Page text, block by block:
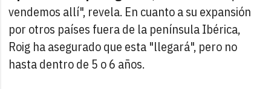
vendemos allí", revela. En cuanto a su expansión
por otros países fuera de la península Ibérica,
Roig ha asegurado que esta "llegará", pero no
hasta dentro de 5 o 6 años.